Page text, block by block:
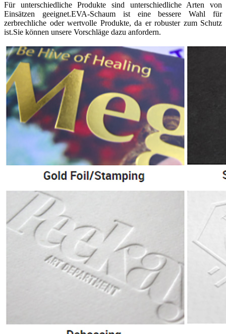
Für unterschiedliche Produkte sind unterschiedliche Arten von
Einsätzen geeignet.EVA-Schaum ist eine bessere Wahl für
zerbrechliche oder wertvolle Produkte, da er robuster zum Schutz
ist.Sie können unsere Vorschläge dazu anfordern.